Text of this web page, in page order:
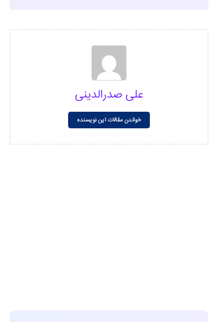
علی صدرالدینی
خواندن مقالات این نویسنده